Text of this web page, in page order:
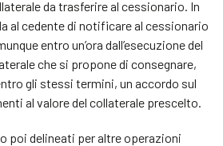
da trasferire al cessionario. In
al cedente di notificare al cessionario
entro un’ora dall’esecuzione del
che si propone di consegnare,
gli stessi termini, un accordo sul
al valore del collaterale prescelto.
poi delineati per altre operazioni